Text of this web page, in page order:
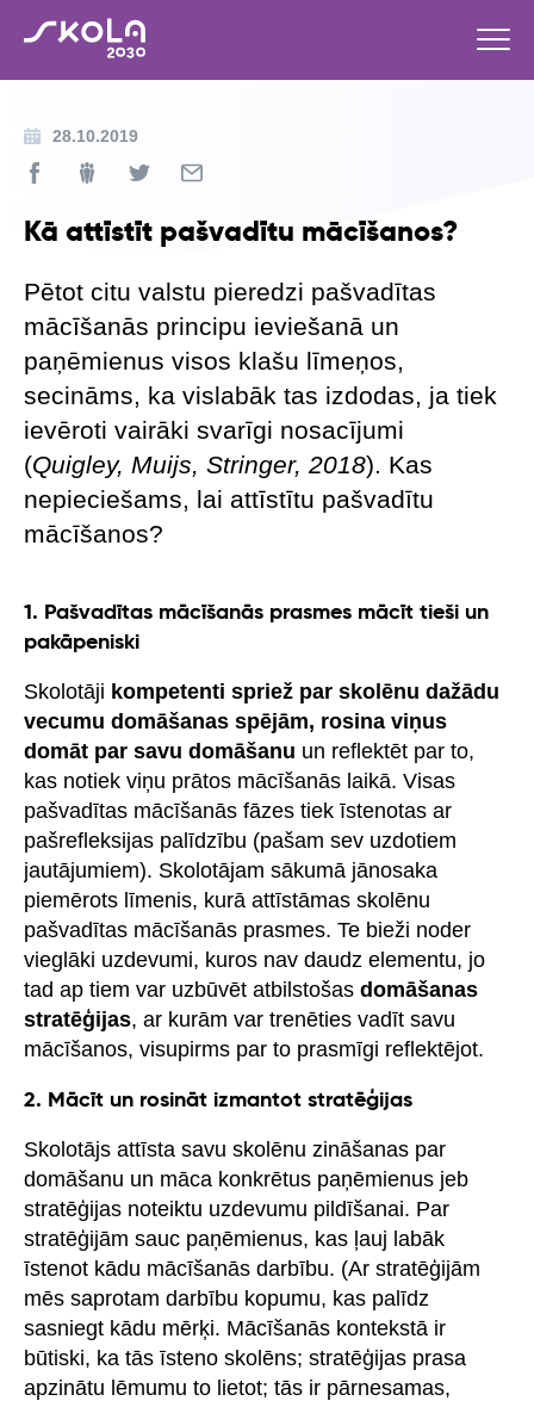
28.10.2019
Kā attīstīt pašvadītu mācīšanos?
Pētot citu valstu pieredzi pašvadītas
mācīšanās principu ieviešanā un
paņēmienus visos klašu līmeņos,
secināms, ka vislabāk tas izdodas, ja tiek
ievēroti vairāki svarīgi nosacījumi
(Quigley, Muijs, Stringer, 2018). Kas
nepieciešams, lai attīstītu pašvadītu
mācīšanos?
1. Pašvadītas mācīšanās prasmes mācīt tieši un
pakāpeniski
Skolotāji kompetenti spriež par skolēnu dažādu
vecumu domāšanas spējām, rosina viņus
domāt par savu domāšanu un reflektēt par to,
kas notiek viņu prātos mācīšanās laikā. Visas
pašvadītas mācīšanās fāzes tiek īstenotas ar
pašrefleksijas palīdzību (pašam sev uzdotiem
jautājumiem). Skolotājam sākumā jānosaka
piemērots līmenis, kurā attīstāmas skolēnu
pašvadītas mācīšanās prasmes. Te bieži noder
vieglāki uzdevumi, kuros nav daudz elementu, jo
tad ap tiem var uzbūvēt atbilstošas domāšanas
stratēģijas, ar kurām var trenēties vadīt savu
mācīšanos, visupirms par to prasmīgi reflektējot.
2. Mācīt un rosināt izmantot stratēģijas
Skolotājs attīsta savu skolēnu zināšanas par
domāšanu un māca konkrētus paņēmienus jeb
stratēģijas noteiktu uzdevumu pildīšanai. Par
stratēģijām sauc paņēmienus, kas ļauj labāk
īstenot kādu mācīšanās darbību. (Ar stratēģijām
mēs saprotam darbību kopumu, kas palīdz
sasniegt kādu mērķi. Mācīšanās kontekstā ir
būtiski, ka tās īsteno skolēns; stratēģijas prasa
apzinātu lēmumu to lietot; tās ir pārnesamas,